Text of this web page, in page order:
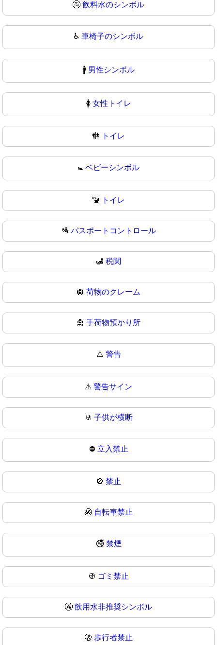
🚰 飲料水のシンボル
♿ 車椅子のシンボル
🚹 男性シンボル
🚺 女性トイレ
🚻 トイレ
🚼 ベビーシンボル
🚾 トイレ
🛂 パスポートコントロール
🛃 税関
🛄 荷物のクレーム
🛅 手荷物預かり所
⚠️ 警告
⚠ 警告サイン
🚸 子供が横断
⛔ 立入禁止
🚫 禁止
🚳 自転車禁止
🚭 禁煙
🚯 ゴミ禁止
🚱 飲用水非推奨シンボル
🚷 歩行者禁止